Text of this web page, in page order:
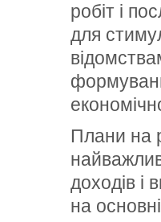
робіт і
для
Плани на
доходів і
на